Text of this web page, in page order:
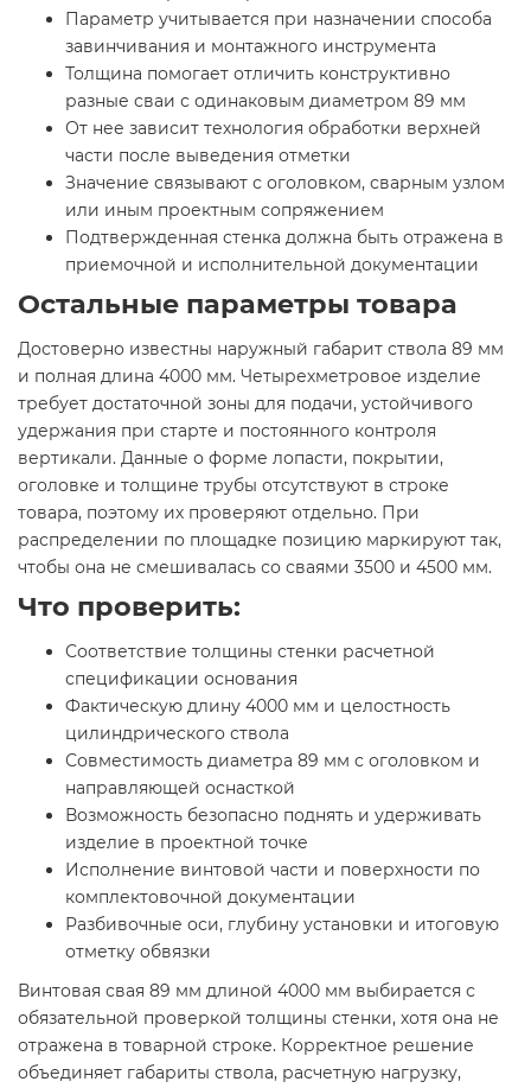
Параметр учитывается при назначении способа
завинчивания и монтажного инструмента
Толщина помогает отличить конструктивно
разные сваи с одинаковым диаметром 89 мм
От нее зависит технология обработки верхней
части после выведения отметки
Значение связывают с оголовком, сварным узлом
или иным проектным сопряжением
Подтвержденная стенка должна быть отражена в
приемочной и исполнительной документации
Остальные параметры товара
Достоверно известны наружный габарит ствола 89 мм
и полная длина 4000 мм. Четырехметровое изделие
требует достаточной зоны для подачи, устойчивого
удержания при старте и постоянного контроля
вертикали. Данные о форме лопасти, покрытии,
оголовке и толщине трубы отсутствуют в строке
товара, поэтому их проверяют отдельно. При
распределении по площадке позицию маркируют так,
чтобы она не смешивалась со сваями 3500 и 4500 мм.
Что проверить:
Соответствие толщины стенки расчетной
спецификации основания
Фактическую длину 4000 мм и целостность
цилиндрического ствола
Совместимость диаметра 89 мм с оголовком и
направляющей оснасткой
Возможность безопасно поднять и удерживать
изделие в проектной точке
Исполнение винтовой части и поверхности по
комплектовочной документации
Разбивочные оси, глубину установки и итоговую
отметку обвязки
Винтовая свая 89 мм длиной 4000 мм выбирается с
обязательной проверкой толщины стенки, хотя она не
отражена в товарной строке. Корректное решение
объединяет габариты ствола, расчетную нагрузку,